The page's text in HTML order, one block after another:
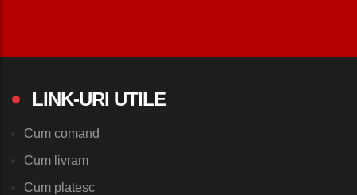
LINK-URI UTILE
Cum comand
Cum livram
Cum platesc